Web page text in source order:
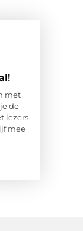
met
de
lezers
mee